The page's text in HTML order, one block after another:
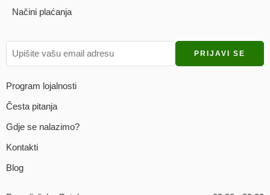
Načini plaćanja
Program lojalnosti
Česta pitanja
Gdje se nalazimo?
Kontakti
Blog